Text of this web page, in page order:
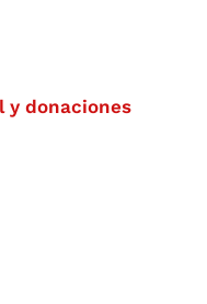
y donaciones